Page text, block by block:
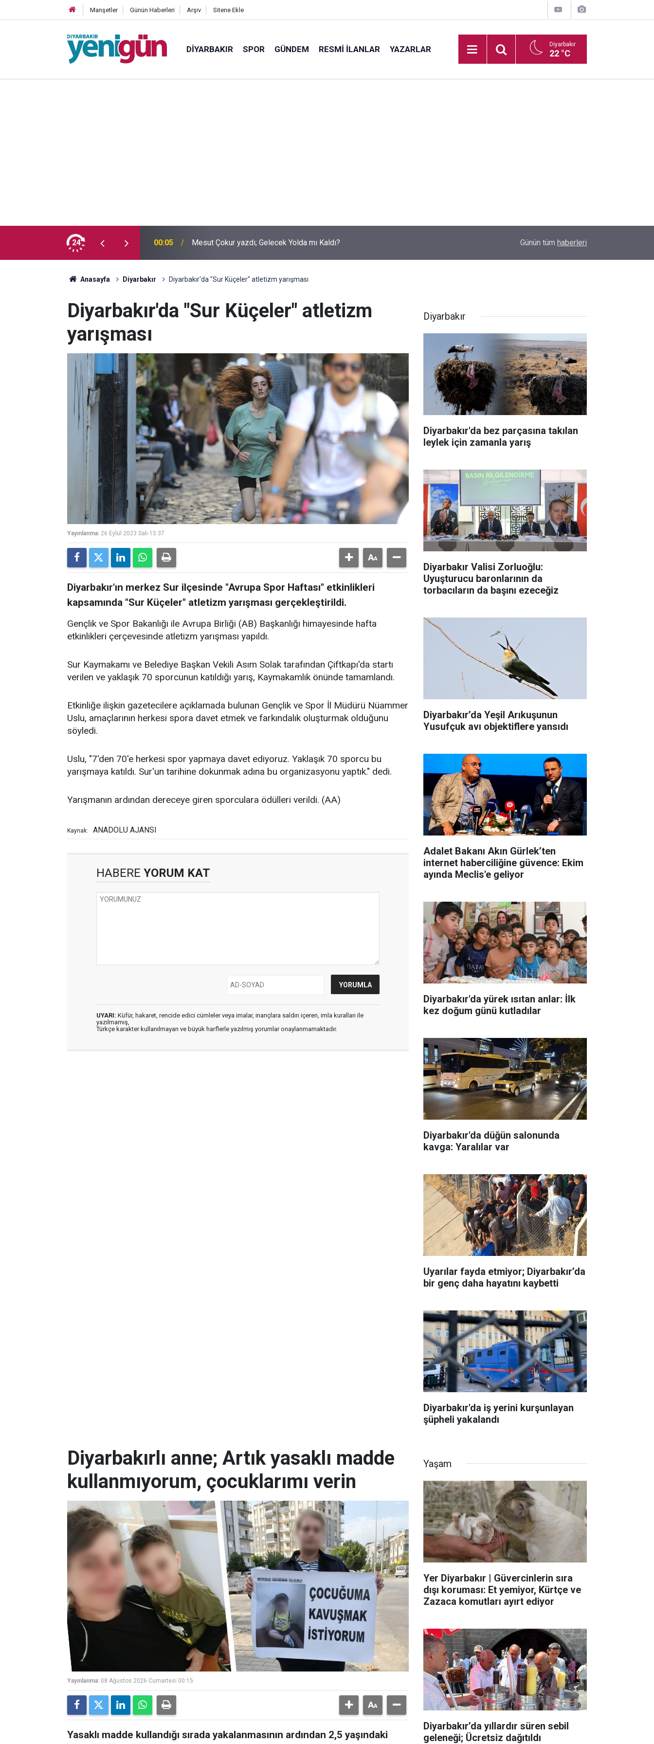
Manşetler Günün Haberleri Arşiv Sitene Ekle
DIYARBAKIR SPOR GÜNDEM RESMI İLANLAR YAZARLAR Diyarbakır
22 °C
24
kullanmıyorum, çocuklarımı verin 00:05 Mesut Çokur yazdı; Gelecek Yolda mı Kaldı? Barış Ünal yazdı; Silahlar susarsa gelecek
Günün tüm haberleri
Anasayfa Diyarbakır Diyarbakır'da "Sur Küçeler" atletizm yarışması
Diyarbakır'da "Sur Küçeler" atletizm
yarışması
Yayınlanma: 26 Eylül 2023 Salı 15:37
Diyarbakır'ın merkez Sur ilçesinde "Avrupa Spor Haftası" etkinlikleri
kapsamında "Sur Küçeler" atletizm yarışması gerçekleştirildi.
Gençlik ve Spor Bakanlığı ile Avrupa Birliği (AB) Başkanlığı himayesinde hafta
etkinlikleri çerçevesinde atletizm yarışması yapıldı.
Sur Kaymakamı ve Belediye Başkan Vekili Asım Solak tarafından Çiftkapı'da startı
verilen ve yaklaşık 70 sporcunun katıldığı yarış, Kaymakamlık önünde tamamlandı.
Etkinliğe ilişkin gazetecilere açıklamada bulunan Gençlik ve Spor İl Müdürü Nüammer
Uslu, amaçlarının herkesi spora davet etmek ve farkındalık oluşturmak olduğunu
söyledi.
Uslu, "7'den 70'e herkesi spor yapmaya davet ediyoruz. Yaklaşık 70 sporcu bu
yarışmaya katıldı. Sur'un tarihine dokunmak adına bu organizasyonu yaptık." dedi.
Yarışmanın ardından dereceye giren sporculara ödülleri verildi. (AA)
Kaynak: ANADOLU AJANSI
HABERE YORUM KAT
UYARI: Küfür, hakaret, rencide edici cümleler veya imalar, inançlara saldırı içeren, imla kuralları ile
yazılmamış,
Türkçe karakter kullanılmayan ve büyük harflerle yazılmış yorumlar onaylanmamaktadır.
Diyarbakır
Diyarbakır'da bez parçasına takılan
leylek için zamanla yarış
Diyarbakır Valisi Zorluoğlu:
Uyuşturucu baronlarının da
torbacıların da başını ezeceğiz
Diyarbakır’da Yeşil Arıkuşunun
Yusufçuk avı objektiflere yansıdı
Adalet Bakanı Akın Gürlek’ten
internet haberciliğine güvence: Ekim
ayında Meclis'e geliyor
Diyarbakır'da yürek ısıtan anlar: İlk
kez doğum günü kutladılar
Diyarbakır'da düğün salonunda
kavga: Yaralılar var
Uyarılar fayda etmiyor; Diyarbakır’da
bir genç daha hayatını kaybetti
Diyarbakır'da iş yerini kurşunlayan
şüpheli yakalandı
Diyarbakırlı anne; Artık yasaklı madde
kullanmıyorum, çocuklarımı verin
Yayınlanma: 08 Ağustos 2026 Cumartesi 00:15
Yasaklı madde kullandığı sırada yakalanmasının ardından 2,5 yaşındaki
Yaşam
Yer Diyarbakır | Güvercinlerin sıra
dışı koruması: Et yemiyor, Kürtçe ve
Zazaca komutları ayırt ediyor
Diyarbakır’da yıllardır süren sebil
geleneği; Ücretsiz dağıtıldı